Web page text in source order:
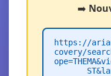
➡️
https://
covery/